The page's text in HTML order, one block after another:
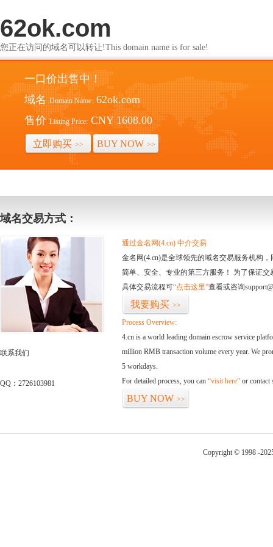
62ok.com
您正在访问的域名可以转让!This domain name is for sale!
一口价出售中！
域名 Domain Name: 62ok.com
售价 Listing Price: CNY 1608.00
立即购买 >> BUY NOW >>
域名交易方式：
联系我们
QQ：2726103981
通过金名网(4.cn) 中介交易
金名网(4.cn)是全球领先的域名交易服务机构
简单、安全、专业的第三方服务！ 为了保证
具体交易流程可“点击这里”查看或咨询
我要购买 >>
Process Overview:
4.cn is a world leading domain escrow service
million RMB transaction volume every year. We
5 workdays.
For detailed process, you can “visit here” or contact
BUY NOW >>
Copyright © 1998 -